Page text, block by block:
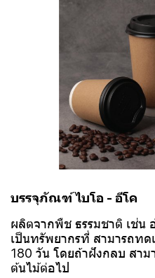
บรรจุภัณฑ์ ไบโอ - อีโค
ผลิตจากพืช ธรรมชาติ เช่น
เป็นทรัพยากรที่ สามารถท
180 วัน โดยถ้าฝังกลบ สาม
ต้นไม้ต่อไป